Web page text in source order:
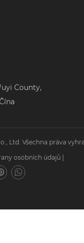
County,
Ltd. Všechna práva
osobních údajů